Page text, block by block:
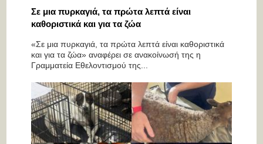
Σε μια πυρκαγιά, τα πρώτα λεπτά είναι
καθοριστικά και για τα ζώα
«Σε μια πυρκαγιά, τα πρώτα λεπτά είναι καθοριστικά
και για τα ζώα» αναφέρει σε ανακοίνωσή της η
Γραμματεία Εθελοντισμού της...